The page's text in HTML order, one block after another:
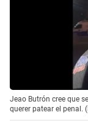
Jeao Butrón cree que
querer patear el penal.